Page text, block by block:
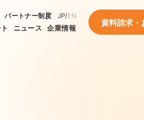
ニュース 企業情報
パートナー制度 JP/EN
資料請求・